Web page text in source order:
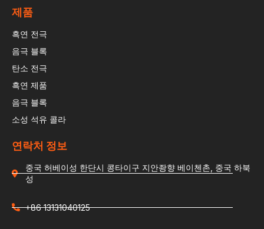
제품
흑연 전극
음극 블록
탄소 전극
흑연 제품
음극 블록
소성 석유 콜라
연락처 정보
중국 허베이성 한단시 콩타이구 지안좡향 베이첸촌, 중국 하북
성
+86 13131040125